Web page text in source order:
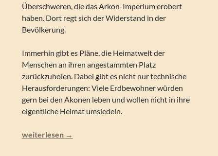
Überschweren, die das Arkon-Imperium erobert
haben. Dort regt sich der Widerstand in der
Bevölkerung.
Immerhin gibt es Pläne, die Heimatwelt der
Menschen an ihren angestammten Platz
zurückzuholen. Dabei gibt es nicht nur technische
Herausforderungen: Viele Erdbewohner würden
gern bei den Akonen leben und wollen nicht in ihre
eigentliche Heimat umsiedeln.
Perry Rhodan NEO – Revolution (Folgen 290-299)
weiterlesen →